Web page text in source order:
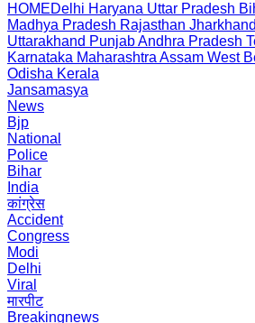
HOMEDelhi Haryana Uttar Pradesh
Madhya Pradesh Rajasthan Jharkhand
Uttarakhand PunjabAndhra Pradesh
Karnataka Maharashtra Assam West
Odisha Kerala
Jansamasya
News
Bjp
National
Police
Bihar
India
कांग्रेस
Accident
Congress
Modi
Delhi
Viral
मारपीट
Breakingnews